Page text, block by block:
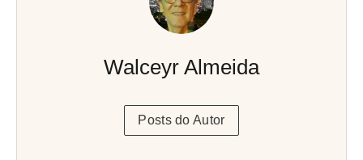
Walceyr Almeida
Posts do Autor